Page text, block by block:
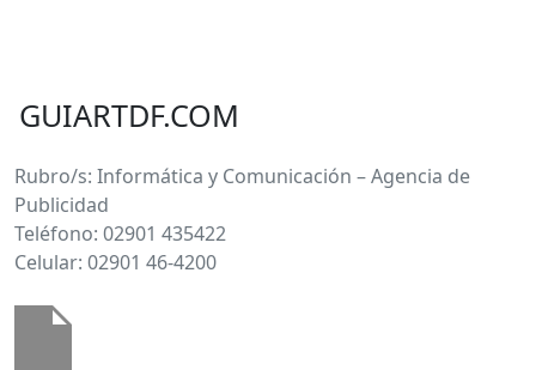
GUIARTDF.COM
Rubro/s: Informática y Comunicación – Agencia de
Publicidad
Teléfono: 02901 435422
Celular: 02901 46-4200